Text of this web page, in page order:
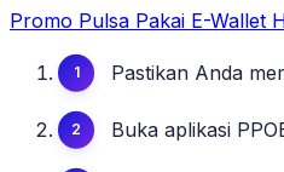
Promo Pulsa Pakai E-Wallet
Pastikan Anda
Buka aplikasi